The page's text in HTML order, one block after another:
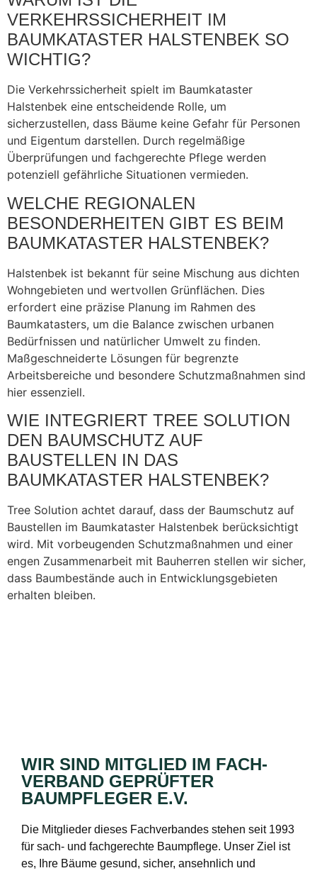
VERKEHRSSICHERHEIT IM
BAUMKATASTER HALSTENBEK SO
WICHTIG?
Die Verkehrssicherheit spielt im Baumkataster
Halstenbek eine entscheidende Rolle, um
sicherzustellen, dass Bäume keine Gefahr für Personen
und Eigentum darstellen. Durch regelmäßige
Überprüfungen und fachgerechte Pflege werden
potenziell gefährliche Situationen vermieden.
WELCHE REGIONALEN
BESONDERHEITEN GIBT ES BEIM
BAUMKATASTER HALSTENBEK?
Halstenbek ist bekannt für seine Mischung aus dichten
Wohngebieten und wertvollen Grünflächen. Dies
erfordert eine präzise Planung im Rahmen des
Baumkatasters, um die Balance zwischen urbanen
Bedürfnissen und natürlicher Umwelt zu finden.
Maßgeschneiderte Lösungen für begrenzte
Arbeitsbereiche und besondere Schutzmaßnahmen sind
hier essenziell.
WIE INTEGRIERT TREE SOLUTION
DEN BAUMSCHUTZ AUF
BAUSTELLEN IN DAS
BAUMKATASTER HALSTENBEK?
Tree Solution achtet darauf, dass der Baumschutz auf
Baustellen im Baumkataster Halstenbek berücksichtigt
wird. Mit vorbeugenden Schutzmaßnahmen und einer
engen Zusammenarbeit mit Bauherren stellen wir sicher,
dass Baumbestände auch in Entwicklungsgebieten
erhalten bleiben.
WIR SIND MITGLIED IM FACH­
VERBAND GEPRÜFTER
BAUMPFLEGER E.V.
Die Mitglieder dieses Fachverbandes stehen seit 1993
für sach- und fachgerechte Baumpflege. Unser Ziel ist
es, Ihre Bäume gesund, sicher, ansehnlich und